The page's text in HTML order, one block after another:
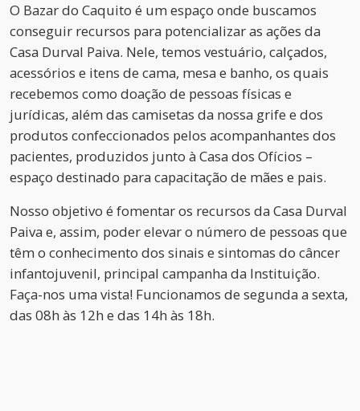
O Bazar do Caquito é um espaço onde buscamos
conseguir recursos para potencializar as ações da
Casa Durval Paiva. Nele, temos vestuário, calçados,
acessórios e itens de cama, mesa e banho, os quais
recebemos como doação de pessoas físicas e
jurídicas, além das camisetas da nossa grife e dos
produtos confeccionados pelos acompanhantes dos
pacientes, produzidos junto à Casa dos Ofícios –
espaço destinado para capacitação de mães e pais.
Nosso objetivo é fomentar os recursos da Casa Durval
Paiva e, assim, poder elevar o número de pessoas que
têm o conhecimento dos sinais e sintomas do câncer
infantojuvenil, principal campanha da Instituição.
Faça-nos uma vista! Funcionamos de segunda a sexta,
das 08h às 12h e das 14h às 18h.